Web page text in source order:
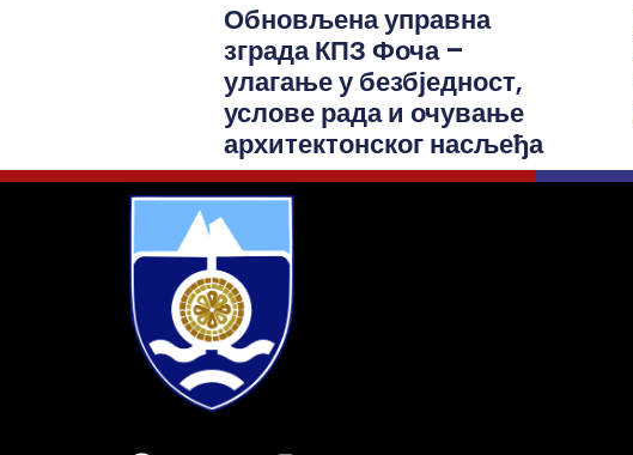
Обновљена управна
зграда КПЗ Фоча –
улагање у безбједност,
услове рада и очување
архитектонског насљеђа